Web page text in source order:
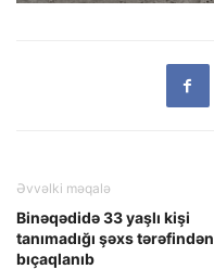
Əvvəlki məqalə
Binəqədidə 33 yaşlı kişi
tanımadığı şəxs tərəfindən
bıçaqlanıb